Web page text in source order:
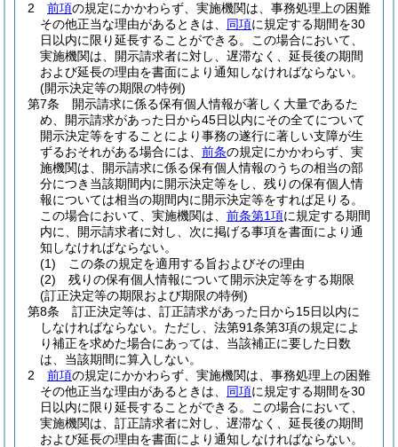
2
前項の規定にかかわらず、実施機関は、事務処理上の困難
その他正当な理由があるときは、 同項に規定する期間を30
日以内に限り延長することができる。
この場合において、
実施機関は、開示請求者に対し、遅滞なく、延長後の期間
および延長の理由を書面により通知しなければならない。
(開示決定等の期限の特例)
第7条
開示請求に係る保有個人情報が著しく大量であるた
め、開示請求があった日から45日以内にその全てについて
開示決定等をすることにより事務の遂行に著しい支障が生
ずるおそれがある場合には、 前条の規定にかかわらず、実
施機関は、開示請求に係る保有個人情報のうちの相当の部
分につき当該期間内に開示決定等をし、残りの保有個人情
報については相当の期間内に開示決定等をすれば足りる。
この場合において、実施機関は、 前条第1項に規定する期間
内に、開示請求者に対し、次に掲げる事項を書面により通
知しなければならない。
(1)
この条の規定を適用する旨およびその理由
(2)
残りの保有個人情報について開示決定等をする期限
(訂正決定等の期限および期限の特例)
第8条
訂正決定等は、訂正請求があった日から15日以内に
しなければならない。 ただし、法第91条第3項の規定によ
り補正を求めた場合にあっては、当該補正に要した日数
は、当該期間に算入しない。
2
前項の規定にかかわらず、実施機関は、事務処理上の困難
その他正当な理由があるときは、 同項に規定する期間を30
日以内に限り延長することができる。
この場合において、
実施機関は、訂正請求者に対し、遅滞なく、延長後の期間
および延長の理由を書面により通知しなければならない。